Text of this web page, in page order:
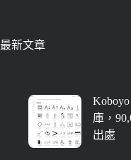
最新文章
庫，
出處